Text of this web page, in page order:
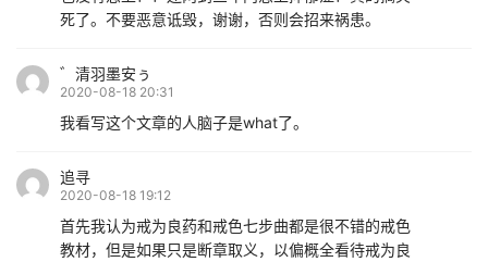
死了。不要恶意诋毁，谢谢，否则会招来祸患。
゛清羽墨安ぅ
2020-08-18 20:31
我看写这个文章的人脑子是what了。
追寻
2020-08-18 19:12
首先我认为戒为良药和戒色七步曲都是很不错的戒色
教材，但是如果只是断章取义，以偏概全看待戒为良